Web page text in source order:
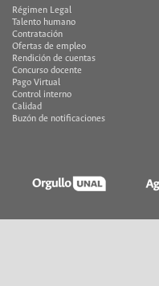
Régimen Legal
Talento humano
Contratación
Ofertas de empleo
Rendición de cuentas
Concurso docente
Pago Virtual
Control interno
Calidad
Buzón de notificaciones